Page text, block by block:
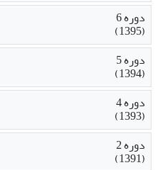
دوره 6
(1395)
دوره 5
(1394)
دوره 4
(1393)
دوره 2
(1391)